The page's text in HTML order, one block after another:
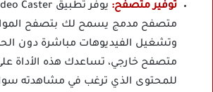
توفير متصفح:
متصفح مدمج يسمح لك بتصفح
وتشغيل الفيديوهات مباشرة دون
متصفح خارجي، تساعدك هذه الأداة
للمحتوى الذي ترغب في مشاهدته